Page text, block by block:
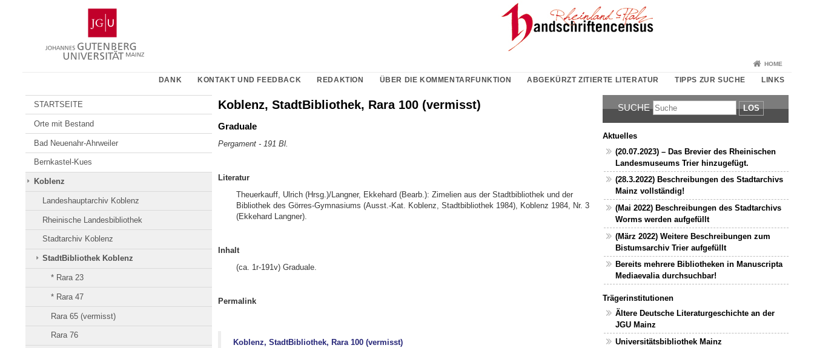
Gutenberg-
Universität
Mainz
HOME
DANK KONTAKT UND FEEDBACK REDAKTION ÜBER DIE KOMMENTARFUNKTION ABGEKÜRZT ZITIERTE LITERATUR TIPPS ZUR SUCHE LINKS
STARTSEITE
Orte mit Bestand
Bad Neuenahr-Ahrweiler
Bernkastel-Kues
Koblenz
Landeshauptarchiv Koblenz
Rheinische Landesbibliothek
Stadtarchiv Koblenz
StadtBibliothek Koblenz
* Rara 23
* Rara 47
Rara 65 (vermisst)
Rara 76
Koblenz, StadtBibliothek, Rara 100 (vermisst)
Graduale
Pergament - 191 Bl.
Literatur
Theuerkauff, Ulrich (Hrsg.)/Langner, Ekkehard (Bearb.): Zimelien aus der Stadtbibliothek und der
Bibliothek des Görres-Gymnasiums (Ausst.-Kat. Koblenz, Stadtbibliothek 1984), Koblenz 1984, Nr. 3
(Ekkehard Langner).
Inhalt
(ca. 1r-191v) Graduale.
Permalink
Koblenz, StadtBibliothek, Rara 100 (vermisst)
SUCHE LOS
Aktuelles
(20.07.2023) – Das Brevier des Rheinischen
Landesmuseums Trier hinzugefügt.
(28.3.2022) Beschreibungen des Stadtarchivs
Mainz vollständig!
(Mai 2022) Beschreibungen des Stadtarchivs
Worms werden aufgefüllt
(März 2022) Weitere Beschreibungen zum
Bistumsarchiv Trier aufgefüllt
Bereits mehrere Bibliotheken in Manuscripta
Mediaevalia durchsuchbar!
Trägerinstitutionen
Ältere Deutsche Literaturgeschichte an der
JGU Mainz
Universitätsbibliothek Mainz